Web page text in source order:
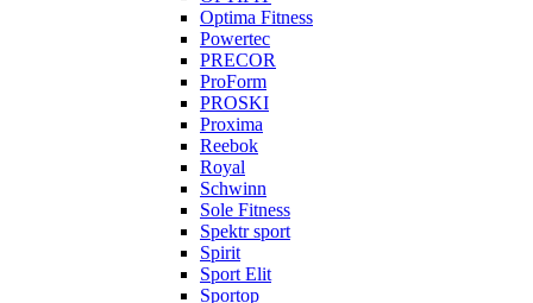
Optima Fitness
Powertec
PRECOR
ProForm
PROSKI
Proxima
Reebok
Royal
Schwinn
Sole Fitness
Spektr sport
Spirit
Sport Elit
Sportop